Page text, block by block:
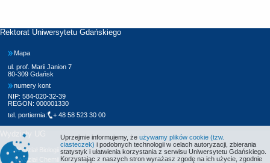
Rektorat Uniwersytetu Gdańskiego
Mapa
ul. prof. Marii Janion 7
80-309 Gdańsk
numery kont
NIP: 584-020-32-39
REGON: 000001330
tel. portiernia:
+ 48 58 523 30 00
Wydziały UG
Wydział Biologii
Wydział Chemii
Uprzejmie informujemy, że używamy plików cookie (tzw.
ciasteczek) i podobnych technologii w celach autoryzacji, zbierania
statystyk i ułatwienia korzystania z serwisu Uniwersytetu Gdańskiego.
Korzystając z naszych stron wyrażasz zgodę na ich użycie, zgodnie